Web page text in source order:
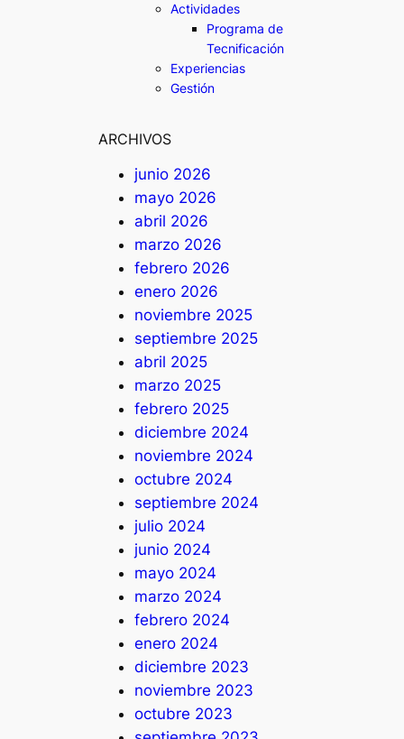
Actividades
Programa de
Tecnificación
Experiencias
Gestión
ARCHIVOS
junio 2026
mayo 2026
abril 2026
marzo 2026
febrero 2026
enero 2026
noviembre 2025
septiembre 2025
abril 2025
marzo 2025
febrero 2025
diciembre 2024
noviembre 2024
octubre 2024
septiembre 2024
julio 2024
junio 2024
mayo 2024
marzo 2024
febrero 2024
enero 2024
diciembre 2023
noviembre 2023
octubre 2023